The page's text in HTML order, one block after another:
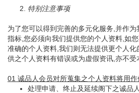
2. 特别注意事项
为了您可以得到完善的多元化服务,并作
指标,您必须向我们提供您的个人资料,如
准确的个人资料,我们则无法提供更个人
供之个人资料有错误或为虚假资讯,亦不受
01 诚品人会员对所蒐集之个人资料将用
处理申请、终止及延续阁下之诚品人